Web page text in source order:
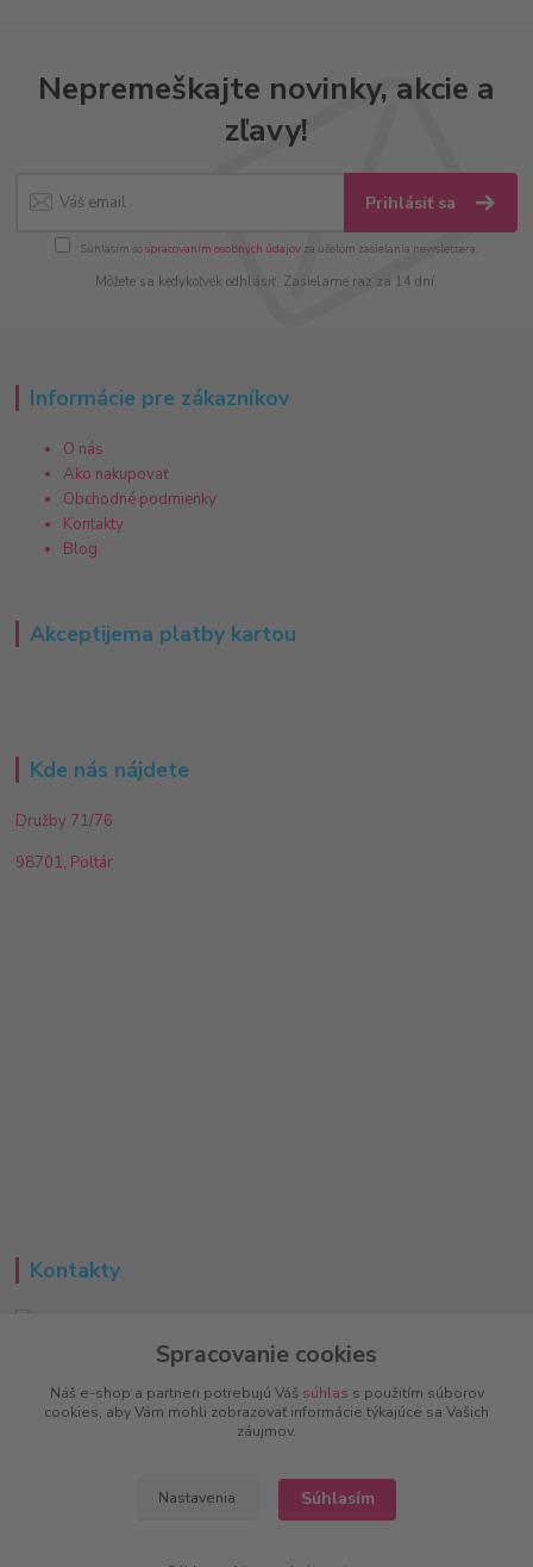
Nepremeškajte novinky, akcie a
zľavy!
Prihlásiť sa
Súhlasím sospracovaním osobných údajov za účelom zasielania newslettera.
Môžete sa kedykoľvek odhlásiť. Zasielame raz za 14 dní.
Informácie pre zákazníkov
O nás
Ako nakupovať
Obchodné podmienky
Kontakty
Blog
Akceptijema platby kartou
Kde nás nájdete
Družby 71/76
98701, Poltár
Kontakty
+421 951 733 848
(Po-Pia, 8-16 hod.)
Spracovanie cookies
Náš e-shop a partneri potrebujú Váš súhlas s použitím súborov
cookies, aby Vám mohli zobrazovať informácie týkajúce sa Vašich
záujmov.
Nastavenia Súhlasím